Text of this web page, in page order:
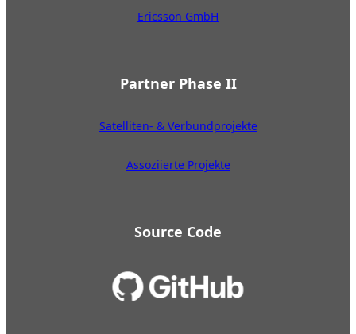
Ericsson GmbH
Partner Phase II
Satelliten- & Verbundprojekte
Assoziierte Projekte
Source Code